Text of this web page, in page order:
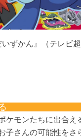
ずかん』（テレビ超
ケモンたちに出合え
子さんの可能性をさ